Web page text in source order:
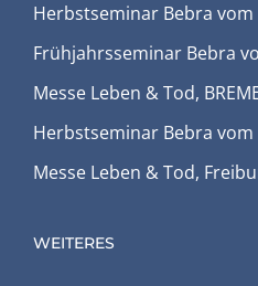
Herbstseminar Bebra vom
Frühjahrsseminar Bebra
Messe Leben & Tod,
Herbstseminar Bebra vom
Messe Leben & Tod,
WEITERES